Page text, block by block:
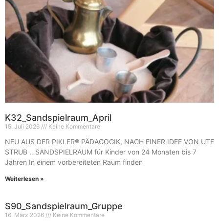
K32_Sandspielraum_April
15. Juli 2026 Keine Kommentare
NEU AUS DER PIKLER® PÄDAGOGIK, NACH EINER IDEE VON UTE
STRUB …SANDSPIELRAUM für Kinder von 24 Monaten bis 7
Jahren In einem vorbereiteten Raum finden
Weiterlesen »
S90_Sandspielraum_Gruppe
16. März 2026 Keine Kommentare